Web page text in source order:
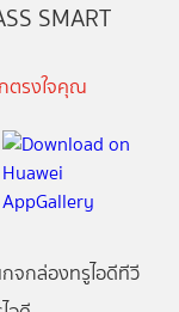
SMART
ตรงใจคุณ
จกล่องทรูไอดีทีวี